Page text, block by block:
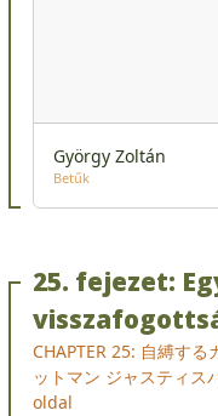
György Zoltán
Betűk
25. fejezet:
CHAPTER 25: 自縛する
ットマン ジャスティ
oldal